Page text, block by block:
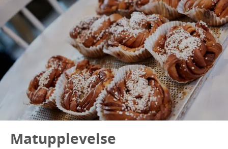
Matupplevelse